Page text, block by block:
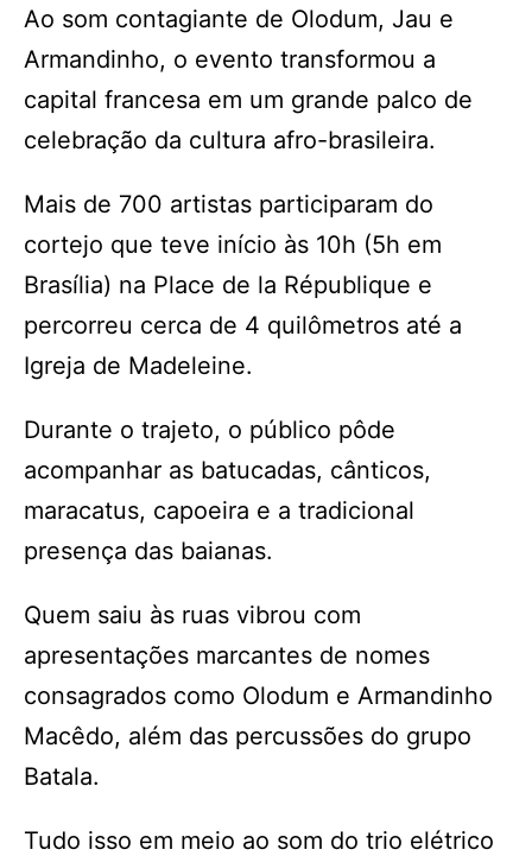
Ao som contagiante de Olodum, Jau e
Armandinho, o evento transformou a
capital francesa em um grande palco de
celebração da cultura afro-brasileira.
Mais de 700 artistas participaram do
cortejo que teve início às 10h (5h em
Brasília) na Place de la République e
percorreu cerca de 4 quilômetros até a
Igreja de Madeleine.
Durante o trajeto, o público pôde
acompanhar as batucadas, cânticos,
maracatus, capoeira e a tradicional
presença das baianas.
Quem saiu às ruas vibrou com
apresentações marcantes de nomes
consagrados como Olodum e Armandinho
Macêdo, além das percussões do grupo
Batala.
Tudo isso em meio ao som do trio elétrico